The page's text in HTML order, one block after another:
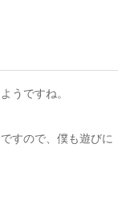
うですね。
すので、僕も遊びに